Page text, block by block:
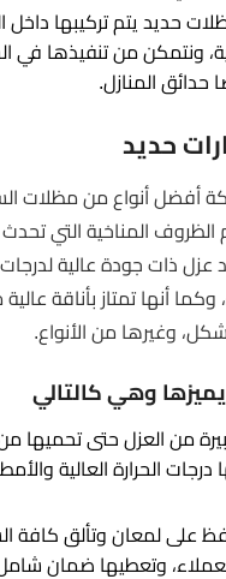
حديد يتم تركيبها داخل
ونتمكن من تنفيذها في
حدائق المنازل.
حديد
أفضل أنواع من مظلات
الظروف المناخية التي
ذات جودة عالية لدرجات
وكما أنها تمتاز بأناقة
وغيرها من الأنواع.
وهي كالتالي
من العزل حتى تحميها
درجات الحرارة العالية
على لمعان وتألق كافة
وتعطيها ضمان